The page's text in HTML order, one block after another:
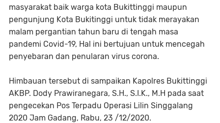
masyarakat baik warga kota Bukittinggi maupun
pengunjung Kota Bukitinggi untuk tidak merayakan
malam pergantian tahun baru di tengah masa
pandemi Covid-19, Hal ini bertujuan untuk mencegah
penyebaran dan penularan virus corona.
Himbauan tersebut di sampaikan Kapolres Bukittinggi
AKBP. Dody Prawiranegara, S.H., S.I.K., M.H pada saat
pengecekan Pos Terpadu Operasi Lilin Singgalang
2020 Jam Gadang, Rabu, 23 /12/2020.